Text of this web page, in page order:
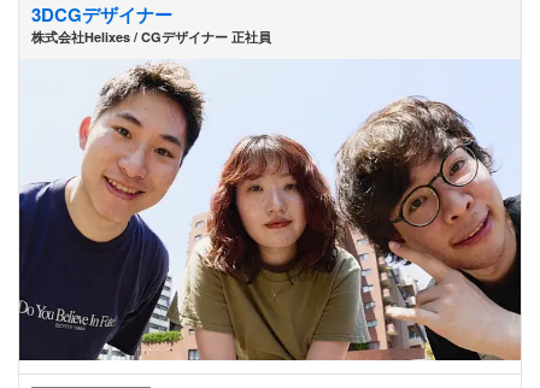
3DCGデザイナー
株式会社Helixes / CGデザイナー 正社員